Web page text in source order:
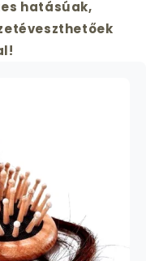
hatásúak,